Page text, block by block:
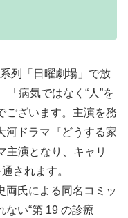
列「日曜劇場」で放
病気ではなく“人”を
ございます。主演を務
河ドラマ『どうする家
主演となり、キャリ
されます。
氏による同名コミッ
ない“第 19 の診療